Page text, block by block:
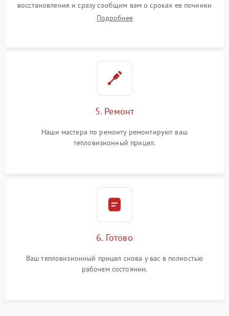
восстановления и сразу сообщим вам о сроках ее починки
Подробнее
5. Ремонт
Наши мастера по ремонту ремонтируют ваш
тепловизионный прицел.
6. Готово
Ваш тепловизионный прицел снова у вас в полностью
рабочем состоянии.